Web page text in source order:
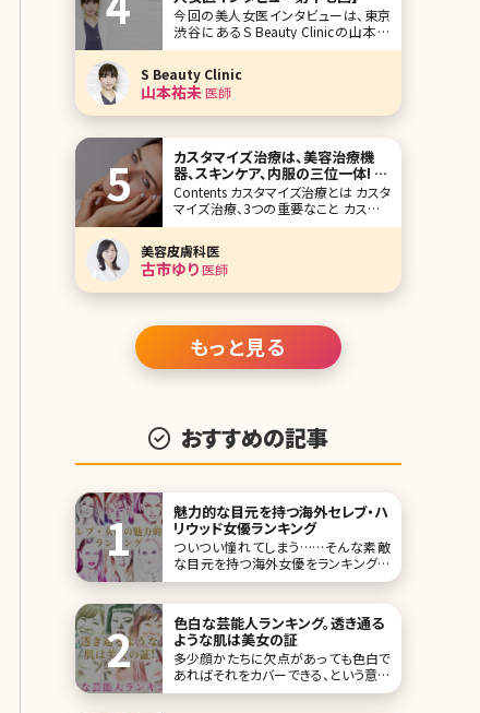
1位北村一輝 この
今回の美人女医インタビューは、東京
渋谷にあるS Beauty Clinicの山本祐
未院長です。渋谷といっても、最近話題
主婦の方から、アパレルの店員さんま
でさまざまな患者さんから頼りにされ
ています。 医療痩身とアンチエイジン
S Beauty Clinic
山本祐未医師
カスタマイズ治療は、美容治療機
器、スキンケア、内服の三位一体! エ
ビデンスベースの治療の全貌に迫
る
Contents カスタマイズ治療とは カスタ
マイズ治療、3つの重要なこと カスタマ
イズ治療の費用 カスタマイズ治療実際
の治療例 まとめ 筆者の勤務するクリ
ニックでは、美容外科だけでなくピーリ
ングやトーニングなどの美容皮膚科の
治療も根強い人気があります。体の表
美容皮膚科医
古市ゆり医師
もっと見る
おすすめの記事
魅力的な目元を持つ海外セレブ・ハ
リウッド女優ランキング
ついつい憧れてしまう……そんな素敵
な目元を持つ海外女優をランキングに
しました。日本の女優さんもキレイです
なりたい!」と憧れる女性も少なくない
のでは? 1位オードリー・ヘップバーン
View this
色白な芸能人ランキング。透き通る
ような肌は美女の証
多少顔かたちに欠点があっても色白で
あればそれをカバーできる、という意味
を持つ「色の白いは七難隠す」というこ